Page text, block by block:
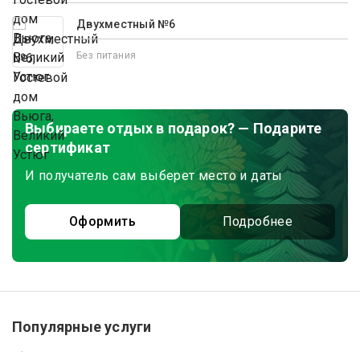
Двухместный №6
Без питания
Выбираете отдых в подарок? — Подарите
сертификат
И получатель сам выберет место и даты
Оформить Подробнее
Популярные услуги